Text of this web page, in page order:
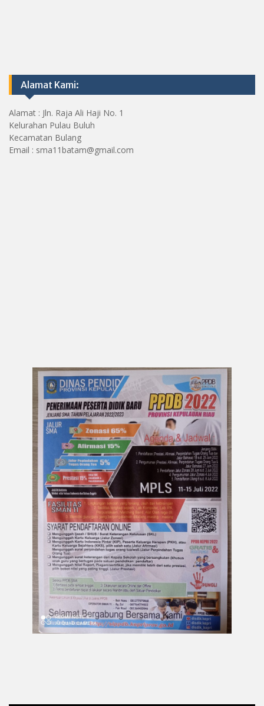
Alamat Kami:
Alamat : Jln. Raja Ali Haji No. 1
Kelurahan Pulau Buluh
Kecamatan Bulang
Email : sma11batam@gmail.com